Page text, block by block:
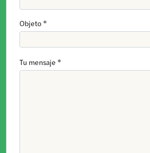
Objeto *
Tu mensaje *